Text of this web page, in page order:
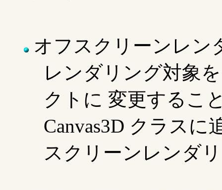
オフスクリーンレン
レンダリング対象
クトに 変更するこ
Canvas3D クラス
スクリーンレンダ